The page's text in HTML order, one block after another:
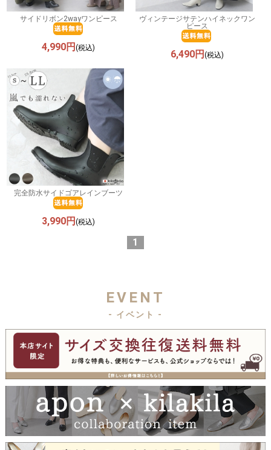
サイドリボン2wayワンピース
4,990円(税込)
ヴィンテージサテンハイネックワン
ピース
6,490円 (税込)
完全防水サイドゴアレインブーツ
3,990円(税込)
1
EVENT
- イベント -